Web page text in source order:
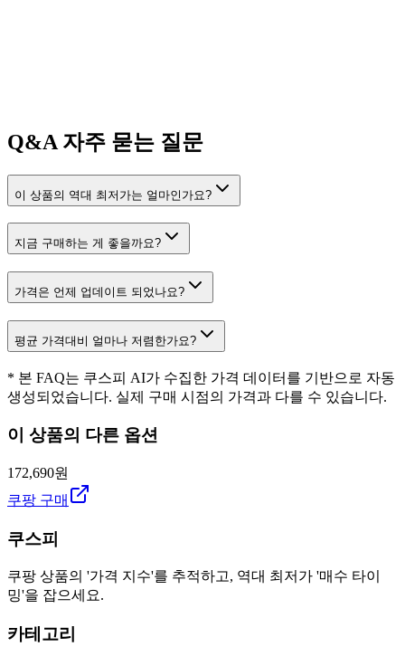
Q&A 자주 묻는 질문
이 상품의 역대 최저가는 얼마인가요?
지금 구매하는 게 좋을까요?
가격은 언제 업데이트 되었나요?
평균 가격대비 얼마나 저렴한가요?
* 본 FAQ는 쿠스피 AI가 수집한 가격 데이터를 기반으로 자동
생성되었습니다. 실제 구매 시점의 가격과 다를 수 있습니다.
이 상품의 다른 옵션
172,690원
쿠팡 구매
쿠스피
쿠팡 상품의 '가격 지수'를 추적하고, 역대 최저가 '매수 타이
밍'을 잡으세요.
카테고리